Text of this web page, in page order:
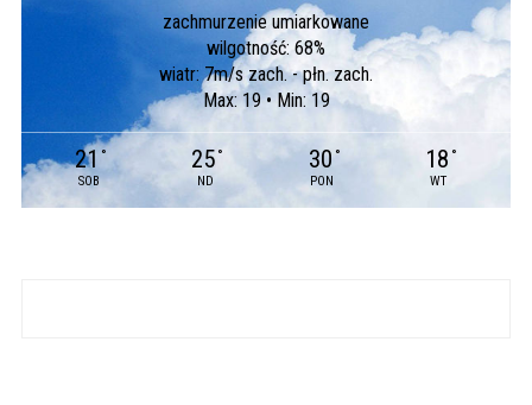
zachmurzenie umiarkowane
wilgotność: 68%
wiatr: 7m/s zach. - płn. zach.
Max: 19 • Min: 19
21 °
SOB
25 °
ND
30 °
PON
18 °
WT